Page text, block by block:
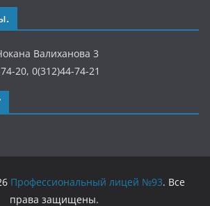
Валиханова 3
20, 0(312)44-74-21
Профессиональный лицей №93. Все
права защищены.